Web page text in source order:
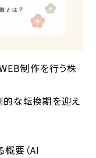
制作を行う株
的な転換期を迎え
要（AI